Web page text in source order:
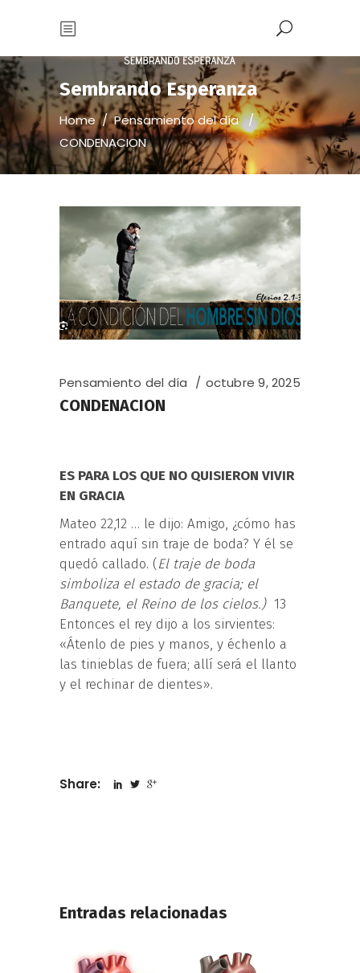
Sembrando Esperanza
Home/Pensamiento del día/
CONDENACION
Pensamiento del día octubre 9, 2025
CONDENACION
ES PARA LOS QUE NO QUISIERON VIVIR
EN GRACIA
Mateo 22,12 … le dijo: Amigo, ¿cómo has
entrado aquí sin traje de boda? Y él se
quedó callado. (El traje de boda
simboliza el estado de gracia; el
Banquete, el Reino de los cielos.) 13
Entonces el rey dijo a los sirvientes:
«Átenlo de pies y manos, y échenlo a
las tinieblas de fuera; allí será el llanto
y el rechinar de dientes».
Share:
Entradas relacionadas